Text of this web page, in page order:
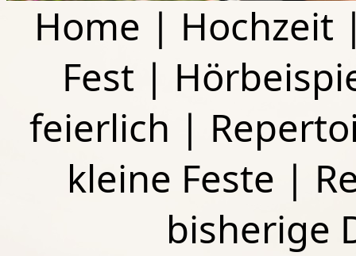
Home | Hochzeit
Fest |
feierlich |
kleine Feste |
bisherige